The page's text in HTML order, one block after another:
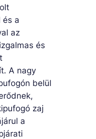
és a
az
és
A nagy
belül
zaj
a